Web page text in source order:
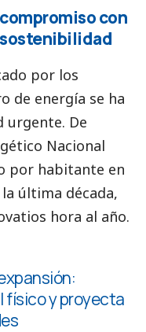
con
por los
de energía se ha
urgente. De
Nacional
por habitante en
última década,
hora al año.
físico y proyecta